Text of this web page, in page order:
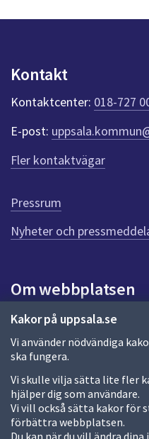
Kakor på uppsala.se
Vi använder nödvändiga
ska fungera.
Vi skulle vilja sätta lite fler
hjälper dig som användare.
Vi vill också sätta kakor för
förbättra webbplatsen.
Du kan när du vill ändra
n
k
t
e
r
f
ö
r
e
n
n
a
d
a
Kontakt
Kontaktcenter: 018-727
E-post:
Fler kontaktvägar
Pressrum
Nyheter och
Om webbplatsen
Om webbplatsen
Allmänna handlingar och
Behandling av
Kakor
Språk (other languages)